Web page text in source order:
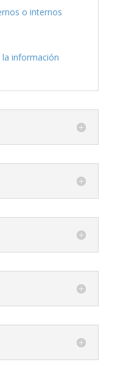
o internos
la información